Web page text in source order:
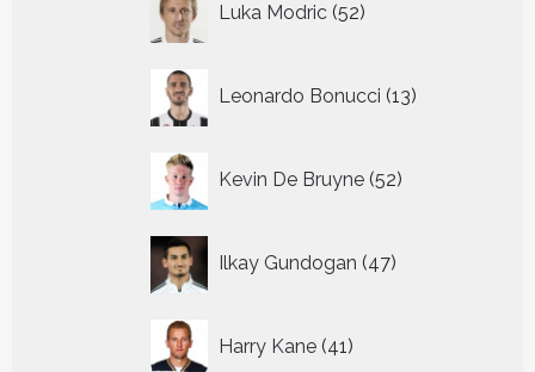
Luka Modric 52
producten
Leonardo Bonucci 13
producten
Kevin De Bruyne 52
producten
Ilkay Gundogan 47
producten
Harry Kane 41
producten